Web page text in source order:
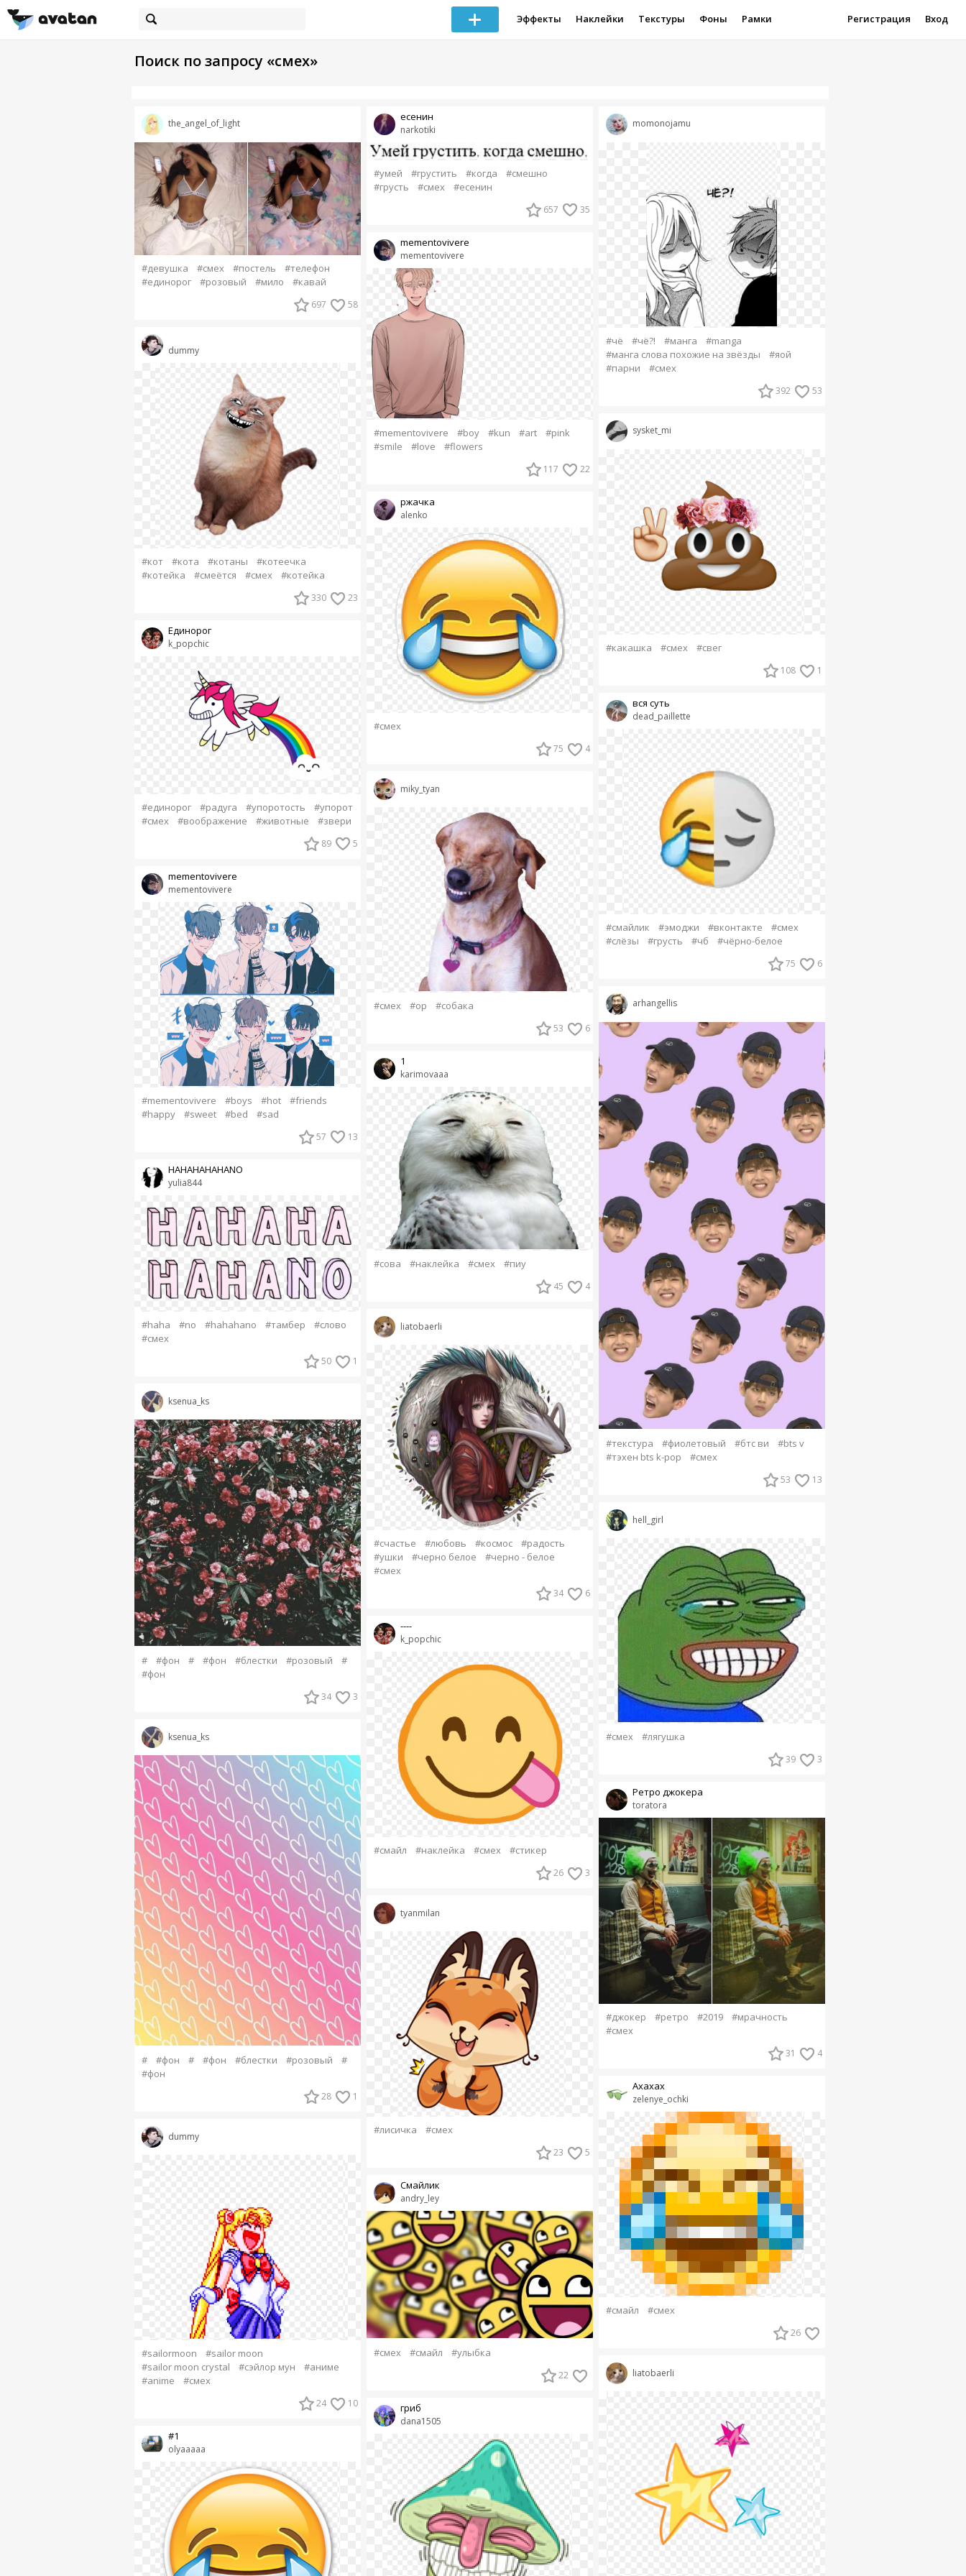
Эффекты Наклейки Текстуры Фоны Рамки Регистрация Вход
Поиск по запросу «смех»
the_angel_of_light
#девушка #смех #постель
#телефон
#единорог
#розовый #мило #кавай
697 58
dummy
#кот #кота #котаны
#котеечка
#котейка
#смеётся #смех #котейка
330 23
k_popchic
Единорог
#единорог #радуга #упоротость
#упорот
#смех
#воображение #животные #звери
89 5
mementovivere
mementovivere
#mementovivere #boys #hot
#friends
#happy
#sweet #bed #sad
57 13
yulia844
HAHAHAHAHANO
#haha #no #hahahano #тамбер
#слово
#смех
50 1
ksenua_ks
# #фон # #фон #блестки #розовый
#
#фон
34 3
ksenua_ks
# #фон # #фон #блестки #розовый
#
#фон
28 1
dummy
#sailormoon
#sailor moon
#sailor moon crystal
#сэйлор мун
#аниме
#anime
#смех
24 10
olyaaaaa
#1
narkotiki
есенин
#умей #грустить #когда
#смешно
#грусть
#смех #есенин
657 35
mementovivere
mementovivere
#mementovivere #boy #kun #art
#pink
#smile
#love #flowers
117 22
alenko
ржачка
#смех
75 4
miky_tyan
#смех #ор #собака
53 6
karimovaaa
1
#сова #наклейка #смех #пиу
45 4
liatobaerli
#счастье #любовь #космос
#радость
#ушки
#черно белое
#черно - белое
#смех
34 6
k_popchic
----
#смайл #наклейка #смех #стикер
26 3
tyanmilan
#лисичка #смех
23 5
andry_ley
Смайлик
#смех #смайл #улыбка
22
dana1505
гриб
momonojamu
#чё #чё?! #манга
#manga
#манга слова похожие на звёзды
#яой
#парни
#смех
392 53
sysket_mi
#какашка #смех #свег
108 1
dead_paillette
вся суть
#смайлик #эмоджи #вконтакте
#смех
#слёзы
#грусть #чб #чёрно-белое
75 6
arhangellis
#текстура #фиолетовый #бтс ви
#bts v
#тэхен bts k-pop
#смех
53 13
hell_girl
#смех #лягушка
39 3
toratora
Ретро джокера
#джокер #ретро #2019
#мрачность
#смех
31 4
zelenye_ochki
Ахахах
#смайл #смех
26
liatobaerli